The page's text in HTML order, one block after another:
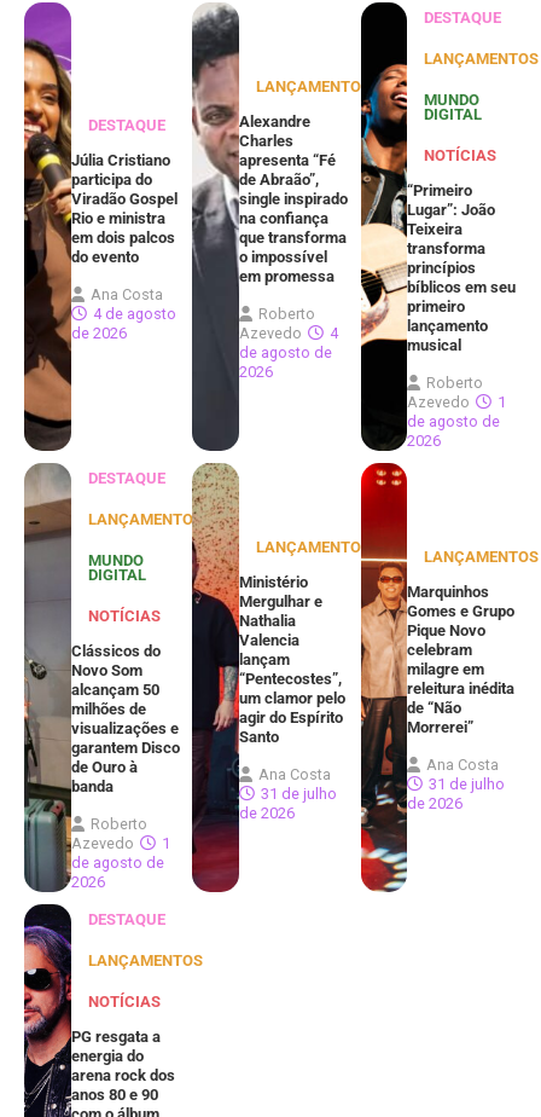
DESTAQUE
Júlia Cristiano
participa do
Viradão Gospel
Rio e ministra
em dois palcos
do evento
Ana Costa
4 de agosto
de 2026
LANÇAMENTOS
Alexandre
Charles
apresenta “Fé
de Abraão”,
single inspirado
na confiança
que transforma
o impossível
em promessa
Roberto
Azevedo
4
de agosto de
2026
DESTAQUE
LANÇAMENTOS
MUNDO
DIGITAL
NOTÍCIAS
“Primeiro
Lugar”: João
Teixeira
transforma
princípios
bíblicos em seu
primeiro
lançamento
musical
Roberto
Azevedo
1
de agosto de
2026
DESTAQUE
LANÇAMENTOS
MUNDO
DIGITAL
NOTÍCIAS
Clássicos do
Novo Som
alcançam 50
milhões de
visualizações e
garantem Disco
de Ouro à
banda
Roberto
Azevedo
1
de agosto de
2026
LANÇAMENTOS
Ministério
Mergulhar e
Nathalia
Valencia
lançam
“Pentecostes”,
um clamor pelo
agir do Espírito
Santo
Ana Costa
31 de julho
de 2026
LANÇAMENTOS
Marquinhos
Gomes e Grupo
Pique Novo
celebram
milagre em
releitura inédita
de “Não
Morrerei”
Ana Costa
31 de julho
de 2026
DESTAQUE
LANÇAMENTOS
NOTÍCIAS
PG resgata a
energia do
arena rock dos
anos 80 e 90